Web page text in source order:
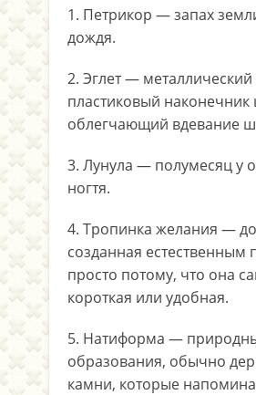
1. Петрикор — запах
дождя.
2. Эглет — металлический
пластиковый наконечник
облегчающий вдевание
3. Лунула — полумесяц у
ногтя.
4. Тропинка желания —
созданная естественным
просто потому, что она
короткая или удобная.
5. Натиформа —
образования, обычно
камни, которые